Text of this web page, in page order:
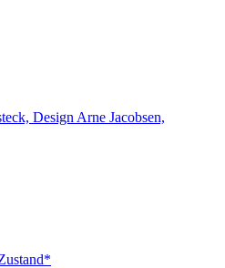
Design Arne Jacobsen,